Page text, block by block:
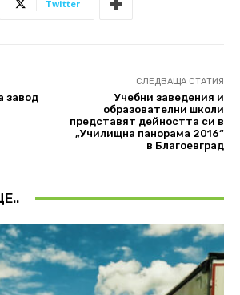
Twitter
завод
СЛЕДВАЩА СТАТИЯ
Учебни заведения и
образователни школи
представят дейността си в
„Училищна панорама 2016“
в Благоевград